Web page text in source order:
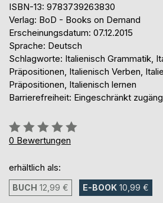
ISBN-13: 9783739263830
Verlag: BoD - Books on Demand
Erscheinungsdatum: 07.12.2015
Sprache: Deutsch
Schlagworte: Italienisch Grammatik,
Präpositionen, Italienisch Verben,
Präpositionen, Italienisch lernen
Barrierefreiheit: Eingeschränkt
Bewertung::
0%
0 Bewertungen
erhältlich als:
BUCH 12,99 € E-BOOK 10,99 €